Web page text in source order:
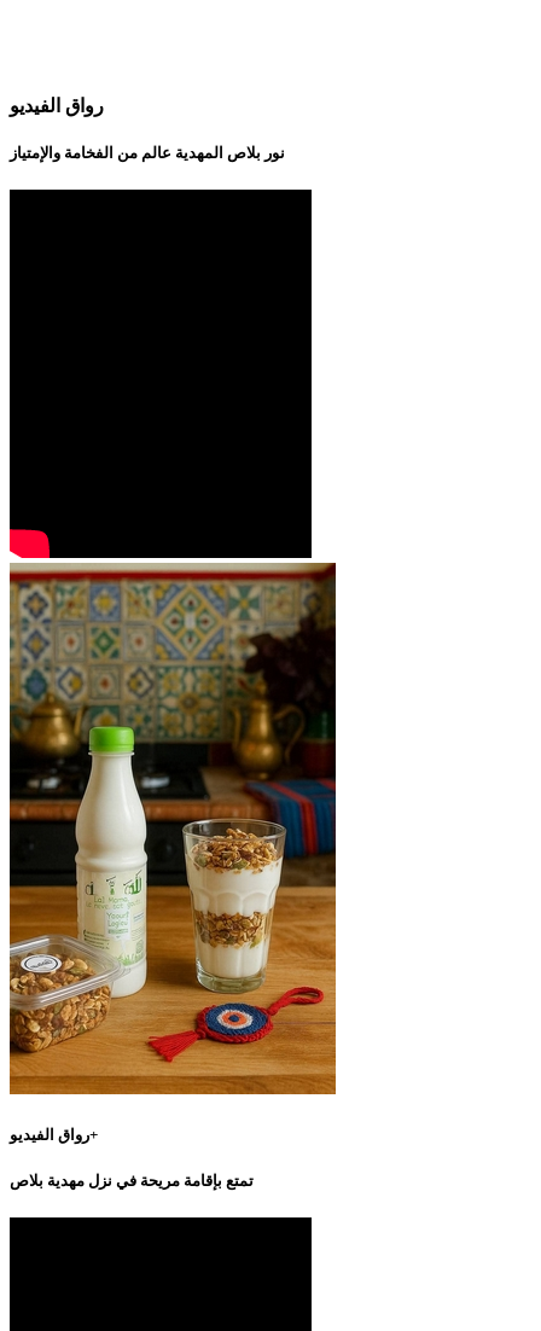
رواق الفيديو
نور بلاص المهدية عالم من الفخامة والإمتياز
رواق الفيديو+
تمتع بإقامة مريحة في نزل مهدية بلاص